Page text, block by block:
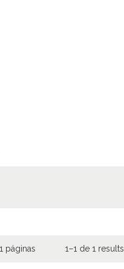
páginas 1–1 de 1 results